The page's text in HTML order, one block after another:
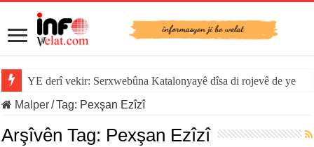
YE derî vekir: Serxwebûna Katalonyayê dîsa di rojevê de ye
Malper/Tag: Pexşan Ezîzî
Arşîvên Tag: Pexşan Ezîzî